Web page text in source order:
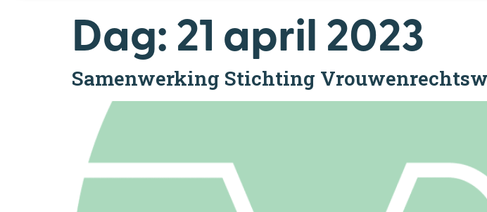
Dag:21 april 2023
Samenwerking Stichting